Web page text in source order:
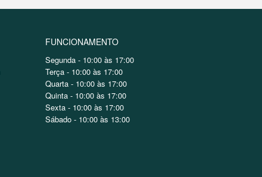
FUNCIONAMENTO
Segunda - 10:00 às 17:00
Terça - 10:00 às 17:00
Quarta - 10:00 às 17:00
Quinta - 10:00 às 17:00
Sexta - 10:00 às 17:00
Sábado - 10:00 às 13:00